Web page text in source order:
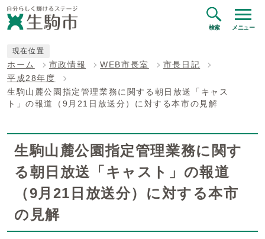
検索 メニュー
現在位置
ホーム 市政情報 WEB市長室
市長日記
平成28年度
生駒山麓公園指定管理業務に関する朝日放送「キャス
ト」の報道（9月21日放送分）に対する本市の見解
生駒山麓公園指定管理業務に関す
る朝日放送「キャスト」の報道
（9月21日放送分）に対する本市
の見解